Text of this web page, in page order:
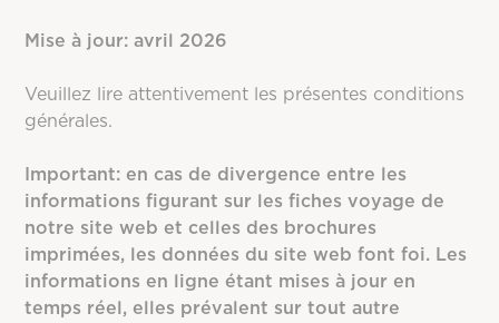
Mise à jour: avril 2026
Veuillez lire attentivement les présentes conditions
générales.
Important: en cas de divergence entre les
informations figurant sur les fiches voyage de
notre site web et celles des brochures
imprimées, les données du site web font foi. Les
informations en ligne étant mises à jour en
temps réel, elles prévalent sur tout autre